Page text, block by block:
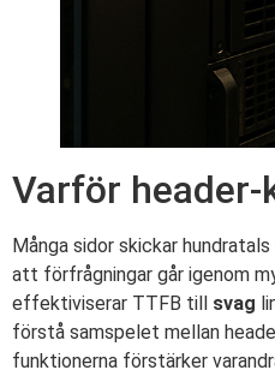
Varför
Många sidor skickar
att förfrågningar går igenom
effektiviserar TTFB till svag
förstå samspelet mellan
funktionerna förstärker